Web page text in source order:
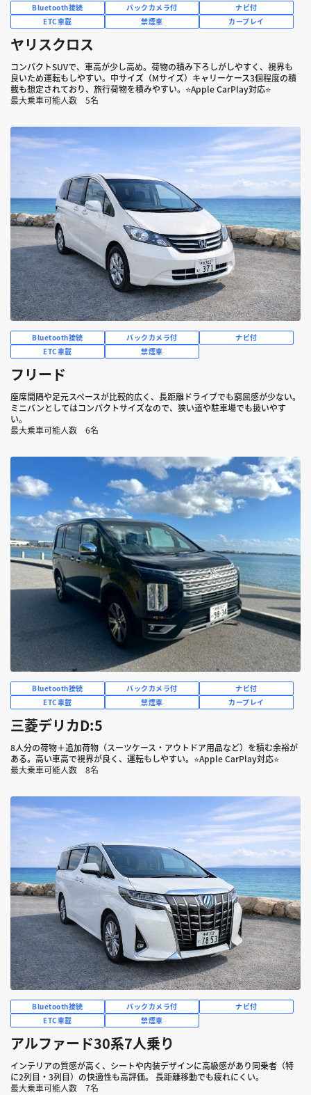
Bluetooth接続 バックカメラ付
ナビ付
ETC車載
禁煙車 カープレイ
ヤリスクロス
コンパクトSUVで、車高が少し高め。荷物の積み下ろしがしやすく、視界も
良いため運転もしやすい。中サイズ（Mサイズ）キャリーケース3個程度の積
載も想定されており、旅行荷物を積みやすい。⭐Apple CarPlay対応⭐
最大乗車可能人数 5名
Bluetooth接続 バックカメラ付
ナビ付
ETC車載
禁煙車
フリード
座席間隔や足元スペースが比較的広く、長距離ドライブでも窮屈感が少ない。
ミニバンとしてはコンパクトサイズなので、狭い道や駐車場でも扱いやす
い。
最大乗車可能人数 6名
Bluetooth接続 バックカメラ付
ナビ付
ETC車載
禁煙車 カープレイ
三菱デリカD:5
8人分の荷物＋追加荷物（スーツケース・アウトドア用品など）を積む余裕が
ある。高い車高で視界が良く、運転もしやすい。⭐Apple CarPlay対応⭐
最大乗車可能人数 8名
Bluetooth接続 バックカメラ付
ナビ付
ETC車載
禁煙車
アルファード30系7人乗り
インテリアの質感が高く、シートや内装デザインに高級感があり同乗者（特
に2列目・3列目）の快適性も高評価。 長距離移動でも疲れにくい。
最大乗車可能人数 7名